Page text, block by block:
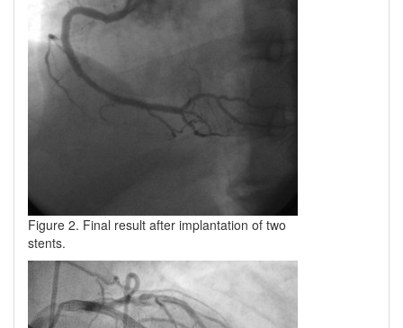
Figure 2. Final result after implantation of two
stents.